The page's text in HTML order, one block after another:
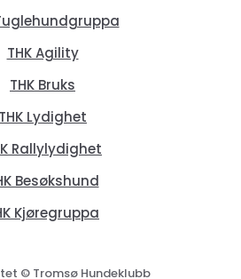
THK Agility
THK Bruks
THK Lydighet
Rallylydighet
Besøkshund
Kjøregruppa
© Tromsø Hundeklubb